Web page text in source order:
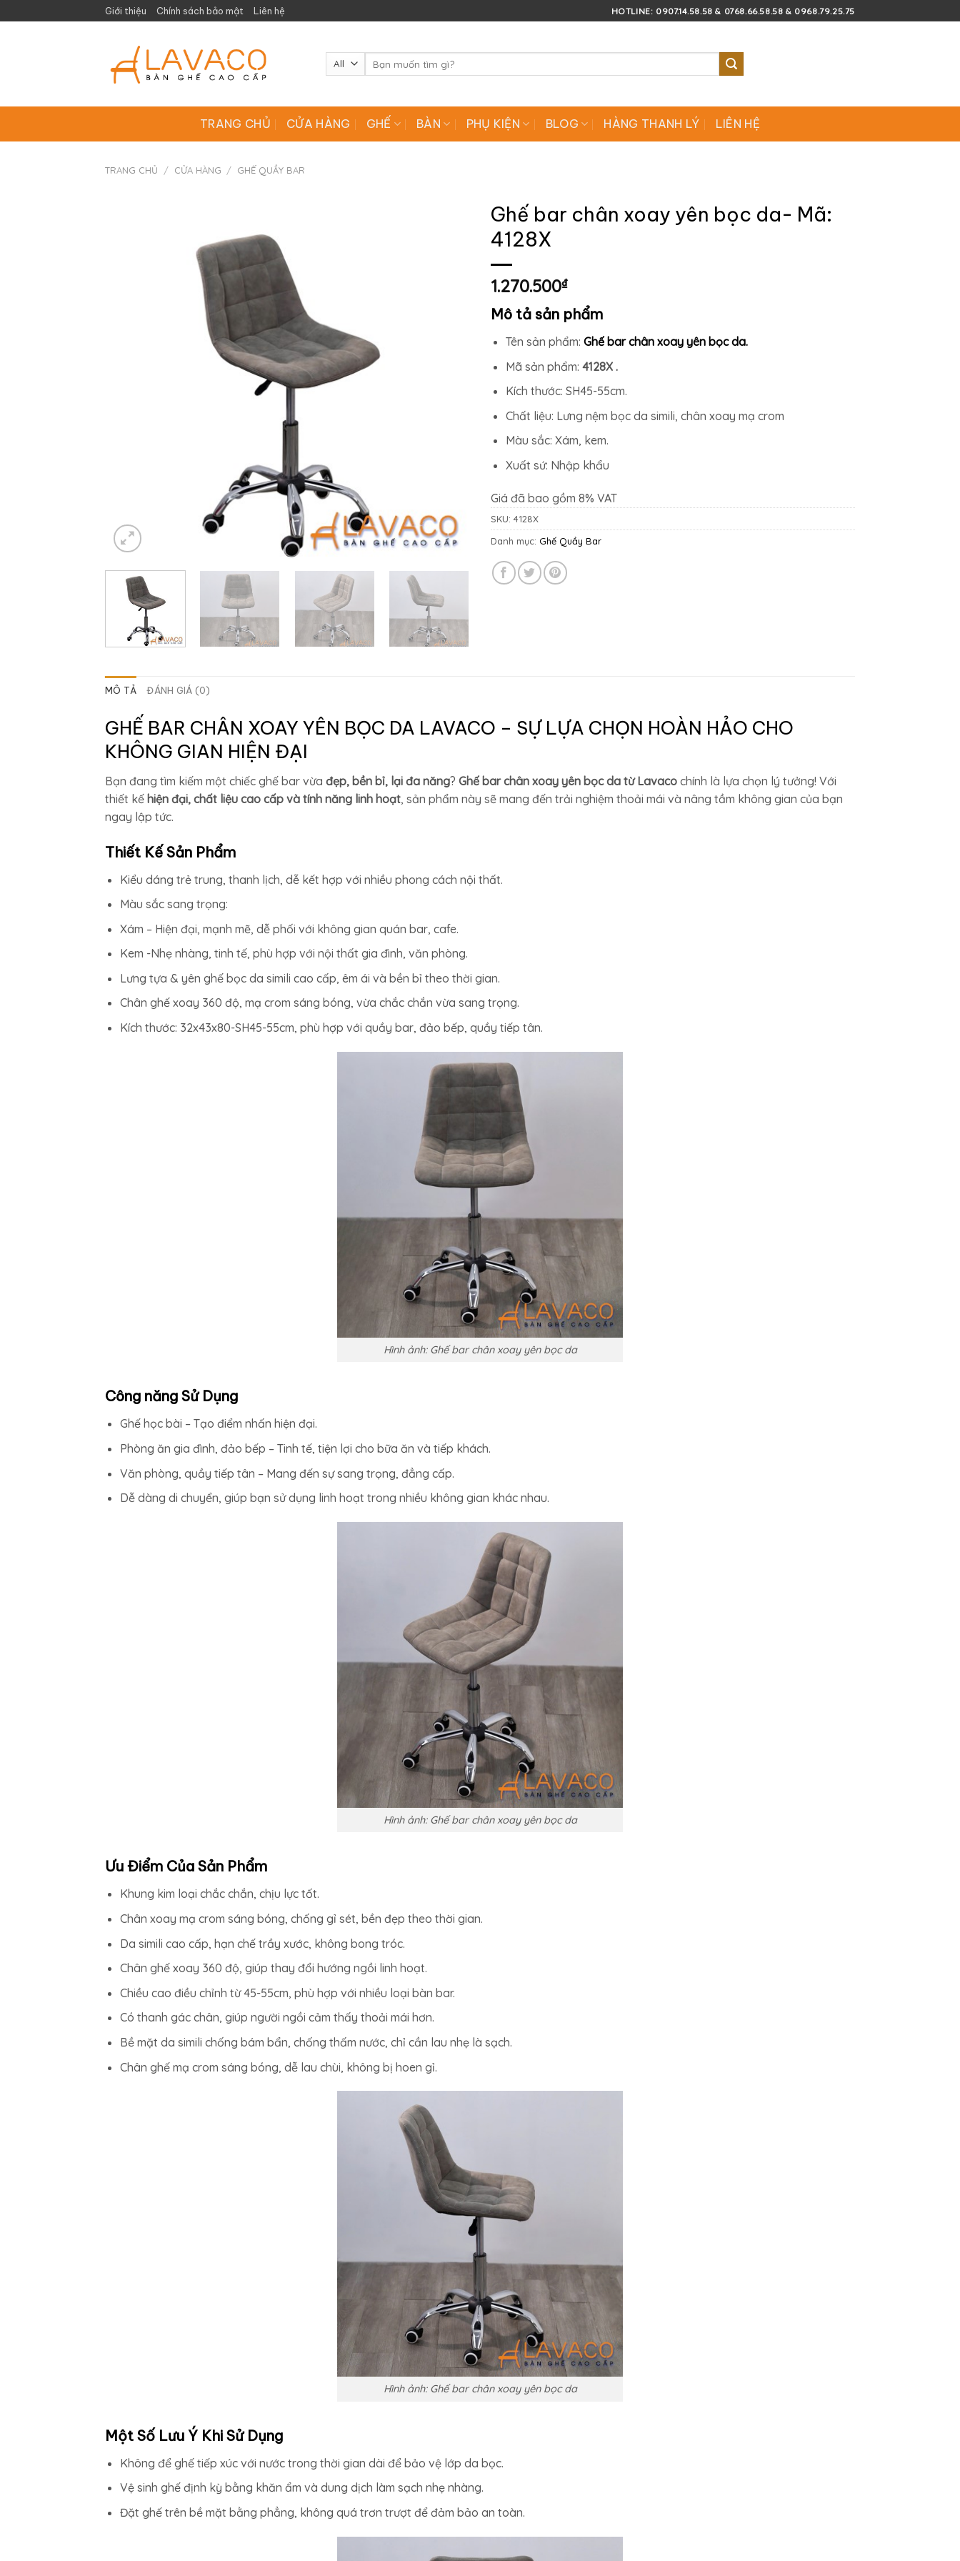
to
Giới thiệu Chính sách bảo mật Liên hệ HOTLINE: 0907.14.58.58 & 0768.66.58.58 & 0968.79.25.75
kiếm:
TRANG CHỦ CỬA HÀNG GHẾ BÀN PHỤ KIỆN BLOG HÀNG THANH LÝ LIÊN HỆ
TRANG CHỦ / CỬA HÀNG / GHẾ QUẦY BAR
Ghế bar chân xoay yên bọc da- Mã:
4128X
1.270.500₫
Mô tả sản phẩm
Tên sản phẩm: Ghế bar chân xoay yên bọc da.
Mã sản phẩm: 4128X .
Kích thước: SH45-55cm.
Chất liệu: Lưng nệm bọc da simili, chân xoay mạ crom
Màu sắc: Xám, kem.
Xuất sứ: Nhập khẩu
Giá đã bao gồm 8% VAT
SKU: 4128X
Danh mục: Ghế Quầy Bar
MÔ TẢ ĐÁNH GIÁ (0)
GHẾ BAR CHÂN XOAY YÊN BỌC DA LAVACO – SỰ LỰA CHỌN HOÀN HẢO CHO
KHÔNG GIAN HIỆN ĐẠI
Bạn đang tìm kiếm một chiếc ghế bar vừa đẹp, bền bỉ, lại đa năng? Ghế bar chân xoay yên bọc da từ Lavaco chính là lựa chọn lý tưởng! Với
thiết kế hiện đại, chất liệu cao cấp và tính năng linh hoạt, sản phẩm này sẽ mang đến trải nghiệm thoải mái và nâng tầm không gian của bạn
ngay lập tức.
Thiết Kế Sản Phẩm
Kiểu dáng trẻ trung, thanh lịch, dễ kết hợp với nhiều phong cách nội thất.
Màu sắc sang trọng:
Xám – Hiện đại, mạnh mẽ, dễ phối với không gian quán bar, cafe.
Kem -Nhẹ nhàng, tinh tế, phù hợp với nội thất gia đình, văn phòng.
Lưng tựa & yên ghế bọc da simili cao cấp, êm ái và bền bỉ theo thời gian.
Chân ghế xoay 360 độ, mạ crom sáng bóng, vừa chắc chắn vừa sang trọng.
Kích thước: 32x43x80-SH45-55cm, phù hợp với quầy bar, đảo bếp, quầy tiếp tân.
Hình ảnh: Ghế bar chân xoay yên bọc da
Công năng Sử Dụng
Ghế học bài – Tạo điểm nhấn hiện đại.
Phòng ăn gia đình, đảo bếp – Tinh tế, tiện lợi cho bữa ăn và tiếp khách.
Văn phòng, quầy tiếp tân – Mang đến sự sang trọng, đẳng cấp.
Dễ dàng di chuyển, giúp bạn sử dụng linh hoạt trong nhiều không gian khác nhau.
Hình ảnh: Ghế bar chân xoay yên bọc da
Ưu Điểm Của Sản Phẩm
Khung kim loại chắc chắn, chịu lực tốt.
Chân xoay mạ crom sáng bóng, chống gỉ sét, bền đẹp theo thời gian.
Da simili cao cấp, hạn chế trầy xước, không bong tróc.
Chân ghế xoay 360 độ, giúp thay đổi hướng ngồi linh hoạt.
Chiều cao điều chỉnh từ 45-55cm, phù hợp với nhiều loại bàn bar.
Có thanh gác chân, giúp người ngồi cảm thấy thoải mái hơn.
Bề mặt da simili chống bám bẩn, chống thấm nước, chỉ cần lau nhẹ là sạch.
Chân ghế mạ crom sáng bóng, dễ lau chùi, không bị hoen gỉ.
Hình ảnh: Ghế bar chân xoay yên bọc da
Một Số Lưu Ý Khi Sử Dụng
Không để ghế tiếp xúc với nước trong thời gian dài để bảo vệ lớp da bọc.
Vệ sinh ghế định kỳ bằng khăn ẩm và dung dịch làm sạch nhẹ nhàng.
Đặt ghế trên bề mặt bằng phẳng, không quá trơn trượt để đảm bảo an toàn.